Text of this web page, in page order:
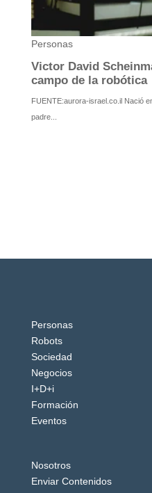
Personas
Robots
Sociedad
Negocios
I+D+i
Formación
Eventos
Nosotros
Enviar Contenidos